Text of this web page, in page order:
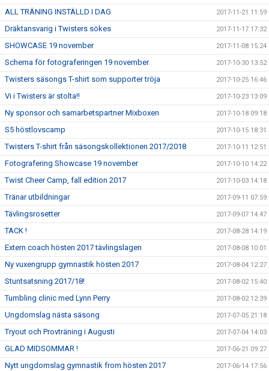
ALL TRÄNING INSTÄLLD I DAG 2017-11-21 11:59
Dräktansvarig i Twisters sökes 2017-11-17 17:32
SHOWCASE 19 november 2017-11-08 15:24
Schema för fotograferingen 19 november 2017-10-30 13:52
Twisters säsongs T-shirt som supporter tröja 2017-10-25 16:46
Vi i Twisters är stolta!! 2017-10-23 13:09
Ny sponsor och samarbetspartner Mixboxen 2017-10-18 09:18
S5 höstlovscamp 2017-10-15 18:31
Twisters T-shirt från säsongskollektionen 2017/2018 2017-10-11 12:51
Fotografering Showcase 19 november 2017-10-10 14:22
Twist Cheer Camp, fall edition 2017 2017-10-03 14:18
Tränar utbildningar 2017-09-11 07:59
Tävlingsrosetter 2017-09-07 14:47
TACK ! 2017-08-28 14:19
Extern coach hösten 2017 tävlingslagen 2017-08-08 10:01
Ny vuxengrupp gymnastik hösten 2017 2017-08-04 12:27
Stuntsatsning 2017/18! 2017-08-02 15:40
Tumbling clinic med Lynn Perry 2017-08-02 12:39
Ungdomslag nästa säsong 2017-07-05 21:18
Tryout och Provträning i Augusti 2017-07-04 14:03
GLAD MIDSOMMAR ! 2017-06-21 09:27
Nytt ungdomslag gymnastik from hösten 2017 2017-06-14 17:56